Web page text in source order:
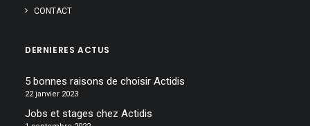
CONTACT
DERNIERES ACTUS
5 bonnes raisons de choisir Actidis
22 janvier 2023
Jobs et stages chez Actidis